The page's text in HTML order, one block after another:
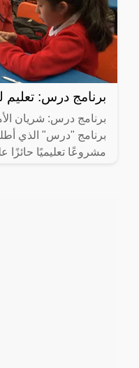
برنامج درس: تعليم
برنامج درس: شريان
مشروعًا تعليميًا